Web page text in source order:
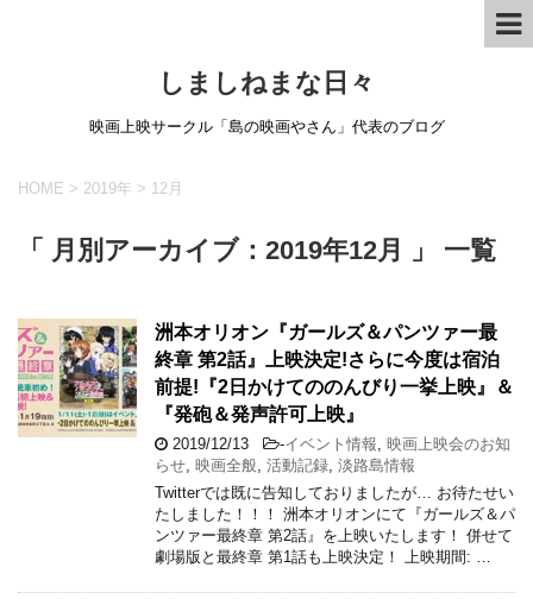
しましねまな日々
映画上映サークル「島の映画やさん」代表のブログ
HOME > 2019年 > 12月
「 月別アーカイブ：2019年12月 」 一覧
洲本オリオン『ガールズ＆パンツァー最
終章 第2話』上映決定!さらに今度は宿泊
前提!『2日かけてののんびり一挙上映』＆
『発砲＆発声許可上映』
2019/12/13 -イベント情報 映画上映会のお知
らせ 映画全般 活動記録 淡路島情報
Twitterでは既に告知しておりましたが… お待たせい
たしました！！！ 洲本オリオンにて『ガールズ＆パ
ンツァー最終章 第2話』を上映いたします！ 併せて
劇場版と最終章 第1話も上映決定！ 上映期間: …